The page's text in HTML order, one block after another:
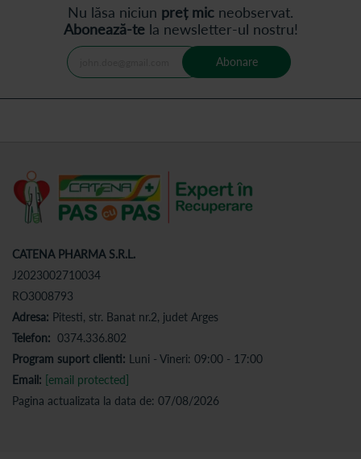
Nu lăsa niciun preț mic neobservat.
Abonează-tela newsletter-ul nostru!
Abonare
CATENA PHARMA S.R.L.
J2023002710034
RO3008793
Adresa: Pitesti, str. Banat nr.2, judet Arges
Telefon: 0374.336.802
Program suport clienti: Luni - Vineri: 09:00 - 17:00
Email: [email protected]
Pagina actualizata la data de: 07/08/2026